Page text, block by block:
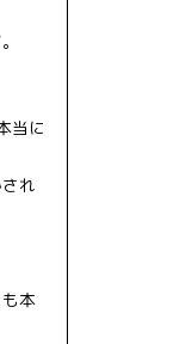
当に
れ
本